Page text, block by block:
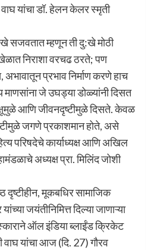
यांचा डॉ. हेलन केलर स्मृती
सजवतात म्हणून ती दु:खे मोठी
निराशा वरचढ ठरते; पण
प्रभाव निर्माण करणे हाच
माणसांना जे उघड्या डोळ्यांनी दिसत
आणि जीवनदृष्टीमुळे दिसते. केवळ
जगणे प्रकाशमान होते, असे
परिषदेचे कार्याध्यक्ष आणि अखिल
अध्यक्ष प्रा. मिलिंद जोशी
मूकबधिर सामाजिक
जयंतीनिमित्त दिल्या जाणाऱ्या
ऑल इंडिया ब्लाईंड क्रिकेट
यांचा आज (दि. 27) गौरव